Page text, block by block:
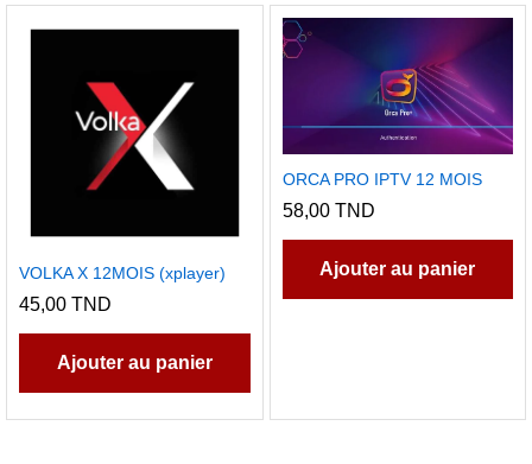
VOLKA X 12MOIS (xplayer)
45,00 TND
Ajouter au panier
ORCA PRO IPTV 12 MOIS
58,00 TND
Ajouter au panier